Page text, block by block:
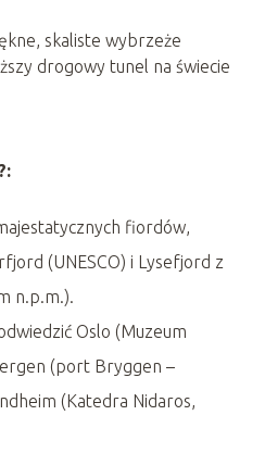
skaliste wybrzeże
drogowy tunel na świecie
fiordów,
(UNESCO) i Lysefjord z
n.p.m.).
Oslo (Muzeum
(port Bryggen –
(Katedra Nidaros,